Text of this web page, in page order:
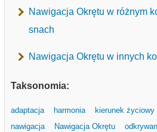
Nawigacja Okrętu w różnym
snach
Nawigacja Okrętu w innych
Taksonomia:
adaptacja harmonia kierunek życiowy
nawigacja
Nawigacja Okrętu